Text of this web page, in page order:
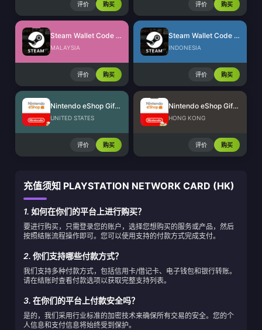
评价 购买 评价 购买
Steam Wallet Code (MYR)
MALAYSIA
评价 购买
Steam Wallet Code (IDR)
INDONESIA
评价 购买
Nintendo eShop Gift Card (US)
UNITED STATES
评价 购买
Nintendo eShop Gift Card (HK)
HONG KONG
评价 购买
充值须知 PLAYSTATION NETWORK CARD (HK)
1. 如何在你们的平台上进行购买？
要进行购买，只需登录您的账户，选择您想购买的服务或产品，然后
按照结账流程操作即可。您可以使用支持的付款方式完成支付。
2. 你们支持哪些付款方式？
我们支持多种付款方式，包括信用卡/借记卡、电子钱包和银行转账。
请在结账时查看付款选项以获取完整支持列表。
3. 在你们的平台上付款安全吗？
是的，我们采用行业标准的加密技术来确保所有交易的安全。您的个
人信息和支付信息将始终受到保护。